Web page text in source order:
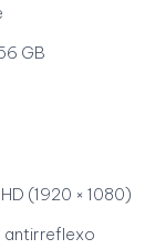
GB
(1920 × 1080)
antirreflexo